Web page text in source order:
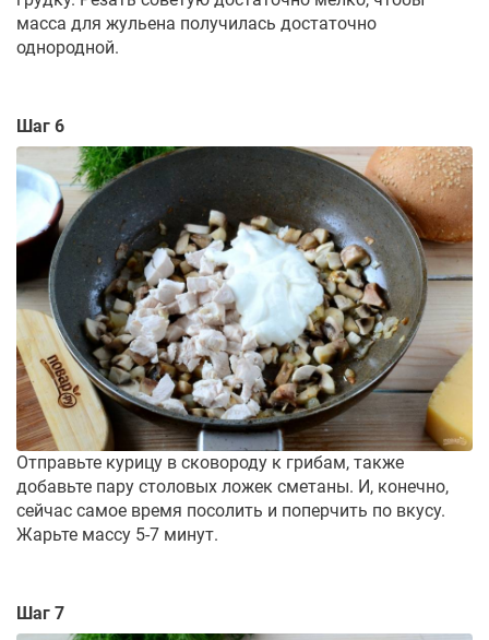
масса для жульена получилась достаточно
однородной.
Шаг 6
Отправьте курицу в сковороду к грибам, также
добавьте пару столовых ложек сметаны. И, конечно,
сейчас самое время посолить и поперчить по вкусу.
Жарьте массу 5-7 минут.
Шаг 7